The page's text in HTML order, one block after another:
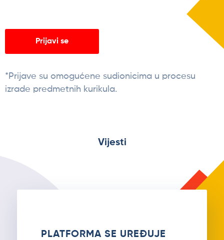
Prijavi se
*Prijave su omogućene sudionicima u procesu
izrade predmetnih kurikula.
Vijesti
PLATFORMA SE UREĐUJE